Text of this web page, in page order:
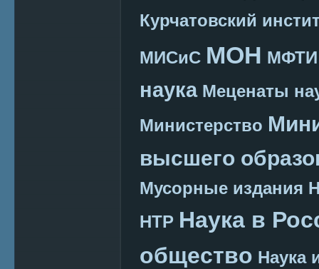
Курчатовский
МИСиС МОН МФТИ
наука Меценаты
Министерство
высшего
Мусорные издания
НТР Наука в
общество Наука